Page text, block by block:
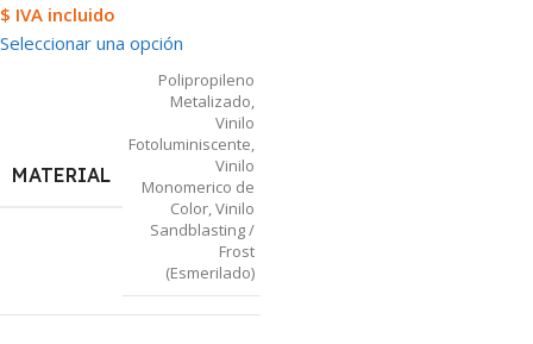
$ IVA incluido
Seleccionar una opción
MATERIAL
Polipropileno
Metalizado,
Vinilo
Fotoluminiscente,
Vinilo
Monomerico de
Color,Vinilo
Sandblasting /
Frost
(Esmerilado)